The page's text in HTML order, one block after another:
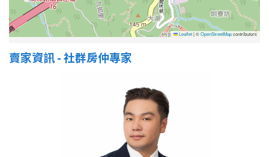
Leaflet|©OpenStreetMapcontributors
賣家資訊 - 社群房仲專家